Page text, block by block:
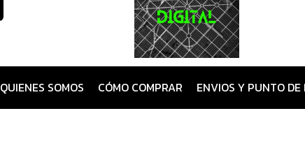
QUIENES SOMOS CÓMO COMPRAR ENVIOS Y PUNTO DE